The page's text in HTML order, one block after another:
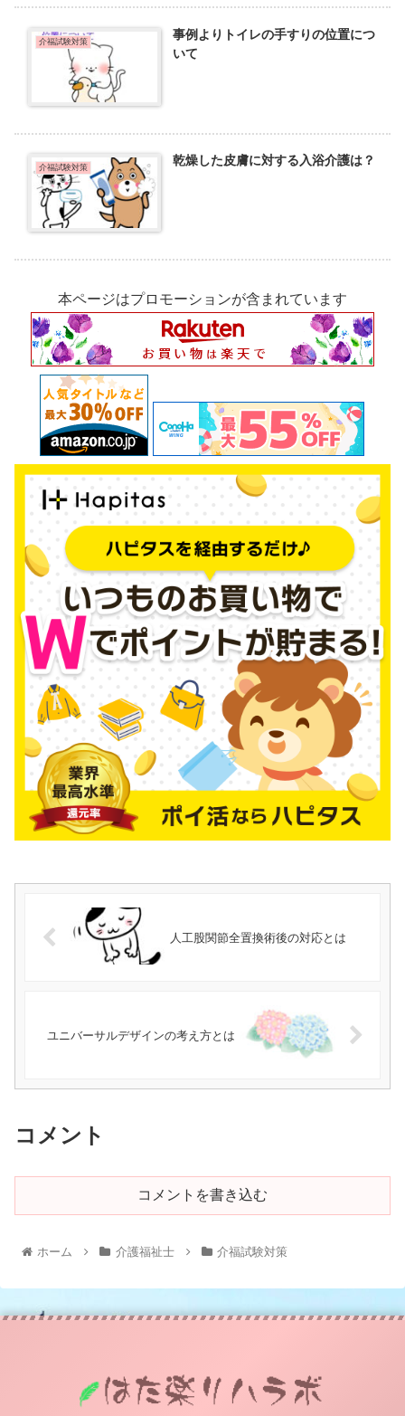
介福試験対策
事例よりトイレの手すりの位置につ
いて
介福試験対策 乾燥した皮膚に対する入浴介護は？
本ページはプロモーションが含まれています
人工股関節全置換術後の対応とは
ユニバーサルデザインの考え方とは
コメント
コメントを書き込む
ホーム 介護福祉士 介福試験対策